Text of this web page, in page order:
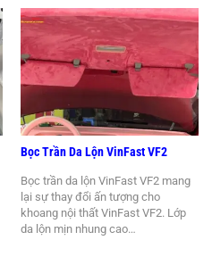
Bọc Trần Da Lộn VinFast VF2
Bọc trần da lộn VinFast VF2 mang
lại sự thay đổi ấn tượng cho
khoang nội thất VinFast VF2. Lớp
da lộn mịn nhung cao…